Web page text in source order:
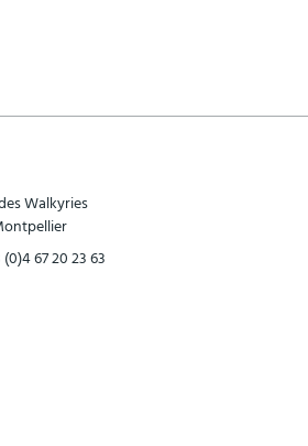
Walkyries
(0)4 67 20 23 63